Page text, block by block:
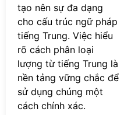
tạo nên sự đa dạng
cho cấu trúc ngữ pháp
tiếng Trung. Việc hiểu
rõ cách phân loại
lượng từ tiếng Trung là
nền tảng vững chắc để
sử dụng chúng một
cách chính xác.